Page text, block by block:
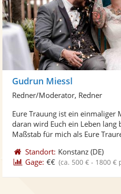
Gudrun Miessl
Redner/Moderator, Redner
Eure Trauung ist ein einmaliger
daran wird Euch ein Leben lang
Maßstab für mich als Eure
Standort: Konstanz (DE)
Gage: €€ (ca. 500 € - 1800